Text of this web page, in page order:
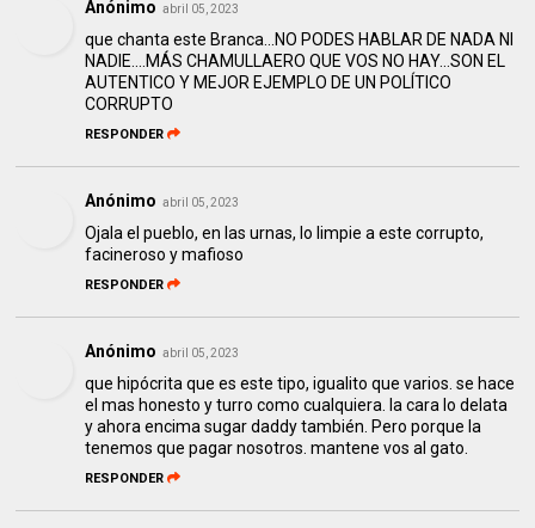
Anónimo abril 05, 2023
que chanta este Branca...NO PODES HABLAR DE NADA NI
NADIE....MÁS CHAMULLAERO QUE VOS NO HAY...SON EL
AUTENTICO Y MEJOR EJEMPLO DE UN POLÍTICO
CORRUPTO
RESPONDER
Anónimo abril 05, 2023
Ojala el pueblo, en las urnas, lo limpie a este corrupto,
facineroso y mafioso
RESPONDER
Anónimo abril 05, 2023
que hipócrita que es este tipo, igualito que varios. se hace
el mas honesto y turro como cualquiera. la cara lo delata
y ahora encima sugar daddy también. Pero porque la
tenemos que pagar nosotros. mantene vos al gato.
RESPONDER